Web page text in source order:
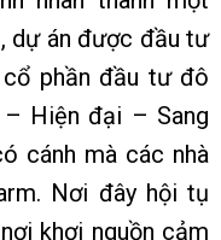
dự án được đầu tư
phần đầu tư đô
– Hiện đại – Sang
cánh mà các nhà
Nơi đây hội tụ
khơi nguồn cảm